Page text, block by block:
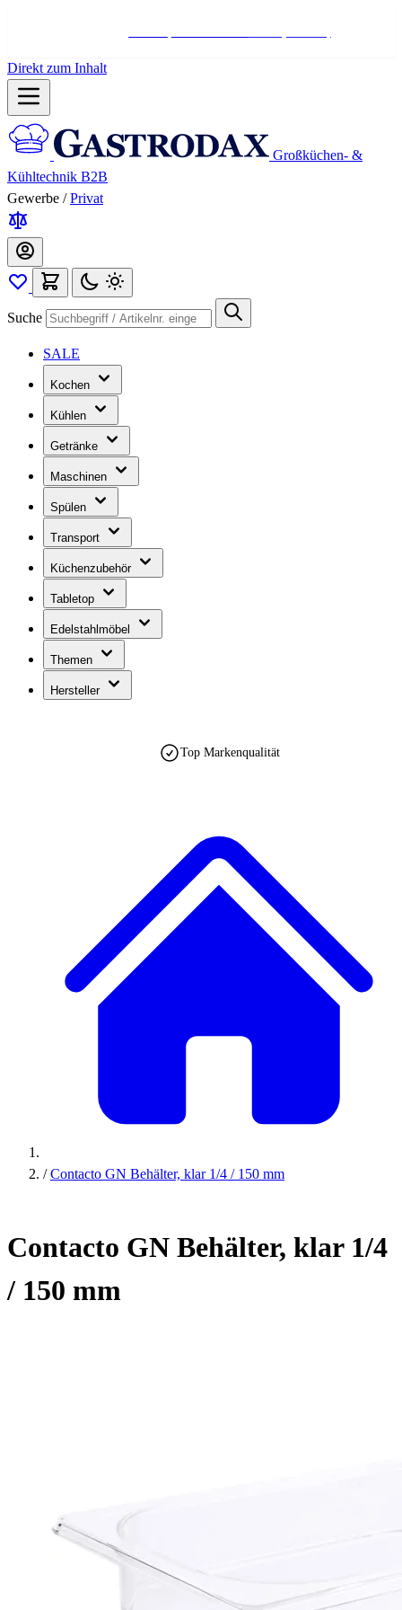
Direkt zum Inhalt
Großküchen- &
Kühltechnik B2B
Gewerbe / Privat
Suche
SALE
Kochen
Kühlen
Getränke
Maschinen
Spülen
Transport
Küchenzubehör
Tabletop
Edelstahlmöbel
Themen
Hersteller
Top Markenqualität
/ Contacto GN Behälter, klar 1/4 / 150 mm
Contacto GN Behälter, klar 1/4
/ 150 mm